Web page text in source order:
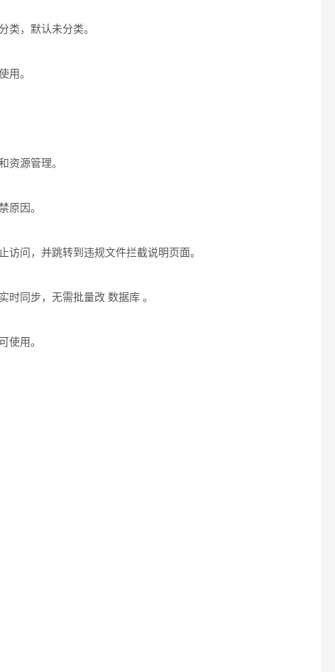
类，默认未分类。
用。
资源管理。
原因。
访问，并跳转到违规文件拦截说明页面。
时同步，无需批量改 数据库 。
使用。